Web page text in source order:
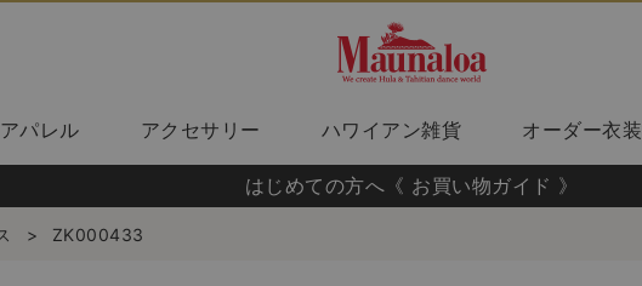
アパレル アクセサリー ハワイアン雑貨 オーダー衣装
はじめての方へ《 お買い物ガイド 》
> ZK000433